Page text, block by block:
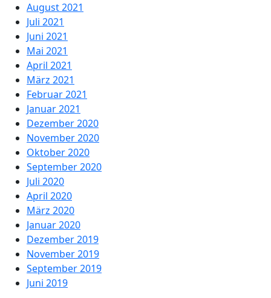
August 2021
Juli 2021
Juni 2021
Mai 2021
April 2021
März 2021
Februar 2021
Januar 2021
Dezember 2020
November 2020
Oktober 2020
September 2020
Juli 2020
April 2020
März 2020
Januar 2020
Dezember 2019
November 2019
September 2019
Juni 2019